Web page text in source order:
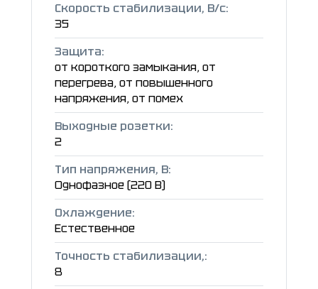
Скорость стабилизации, В/с:
35
Защита:
от короткого замыкания, от
перегрева, от повышенного
напряжения, от помех
Выходные розетки:
2
Тип напряжения, В:
Однофазное (220 В)
Охлаждение:
Естественное
Точность стабилизации,:
8